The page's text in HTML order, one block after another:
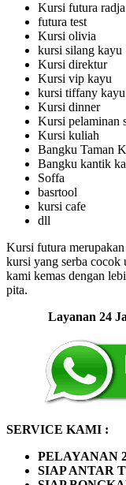
Kursi futura radja
futura test
Kursi olivia
kursi silang kayu
Kursi direktur
Kursi vip kayu
kursi tiffany kayu
Kursi dinner
Kursi pelaminan
Kursi kuliah
Bangku Taman
Bangku kantik
Soffa
basrtool
kursi cafe
dll
Kursi futura
kursi yang serba cocok
kami kemas dengan
pita.
Layanan 24
SERVICE KAMI :
PELAYANAN
SIAP ANTAR